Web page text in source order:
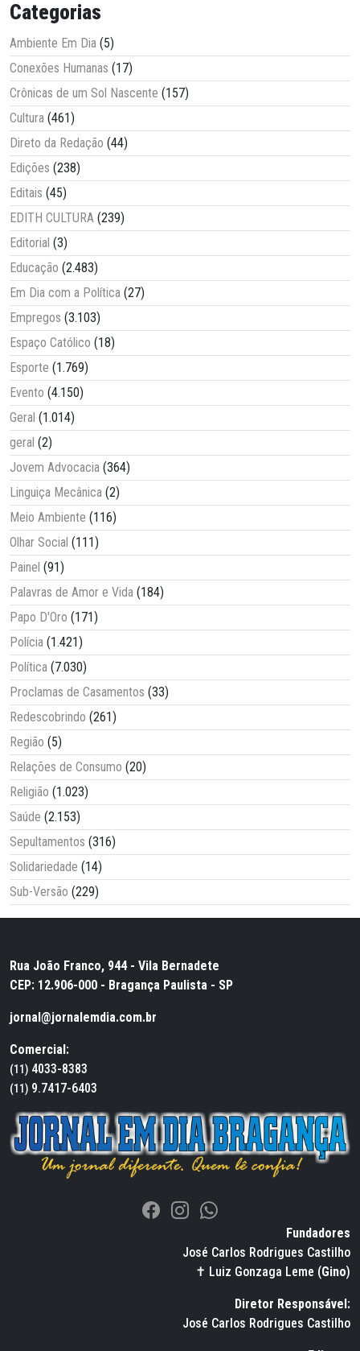
Categorias
Ambiente Em Dia (5)
Conexões Humanas (17)
Crônicas de um Sol Nascente (157)
Cultura (461)
Direto da Redação (44)
Edições (238)
Editais (45)
EDITH CULTURA (239)
Editorial (3)
Educação (2.483)
Em Dia com a Política (27)
Empregos (3.103)
Espaço Católico (18)
Esporte (1.769)
Evento (4.150)
Geral (1.014)
geral (2)
Jovem Advocacia (364)
Linguiça Mecânica (2)
Meio Ambiente (116)
Olhar Social (111)
Painel (91)
Palavras de Amor e Vida (184)
Papo D'Oro (171)
Polícia (1.421)
Política (7.030)
Proclamas de Casamentos (33)
Redescobrindo (261)
Região (5)
Relações de Consumo (20)
Religião (1.023)
Saúde (2.153)
Sepultamentos (316)
Solidariedade (14)
Sub-Versão (229)
Rua João Franco, 944 - Vila Bernadete
CEP: 12.906-000 - Bragança Paulista - SP
jornal@jornalemdia.com.br
Comercial:
(11) 4033-8383
(11) 9.7417-6403
Fundadores
José Carlos Rodrigues Castilho
✝ Luiz Gonzaga Leme (Gino)
Diretor Responsável:
José Carlos Rodrigues Castilho